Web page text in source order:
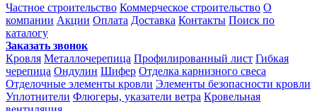
Частное строительство Коммерческое строительство О
компании Акции Оплата Доставка Контакты Поиск по
каталогу
Заказать звонок
Кровля Металлочерепица Профилированный лист Гибкая
черепица Ондулин Шифер Отделка карнизного свеса
Отделочные элементы кровли Элементы безопасности кровли
Уплотнители Флюгеры, указатели ветра Кровельная